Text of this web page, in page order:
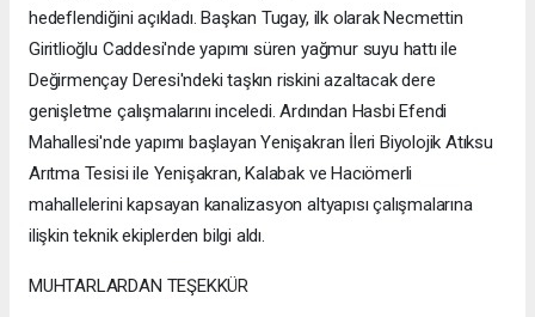
hedeflendiğini açıkladı. Başkan Tugay, ilk olarak Necmettin
Giritlioğlu Caddesi'nde yapımı süren yağmur suyu hattı ile
Değirmençay Deresi'ndeki taşkın riskini azaltacak dere
genişletme çalışmalarını inceledi. Ardından Hasbi Efendi
Mahallesi'nde yapımı başlayan Yenişakran İleri Biyolojik Atıksu
Arıtma Tesisi ile Yenişakran, Kalabak ve Hacıömerli
mahallelerini kapsayan kanalizasyon altyapısı çalışmalarına
ilişkin teknik ekiplerden bilgi aldı.
MUHTARLARDAN TEŞEKKÜR